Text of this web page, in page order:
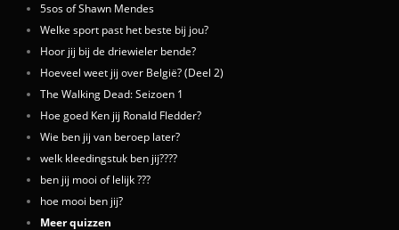
5sos of Shawn Mendes
Welke sport past het beste bij jou?
Hoor jij bij de driewieler bende?
Hoeveel weet jij over België? (Deel 2)
The Walking Dead: Seizoen 1
Hoe goed Ken jij Ronald Fledder?
Wie ben jij van beroep later?
welk kleedingstuk ben jij????
ben jij mooi of lelijk ???
hoe mooi ben jij?
Meer quizzen